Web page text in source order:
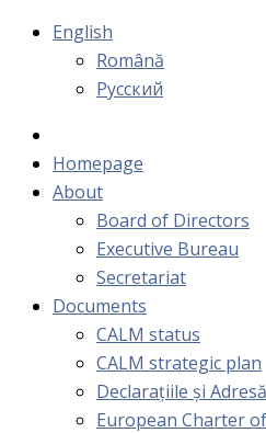
English
Română
Русский
Homepage
About
Board of Directors
Executive Bureau
Secretariat
Documents
CALM status
CALM strategic plan
Declarațiile și
European Charter